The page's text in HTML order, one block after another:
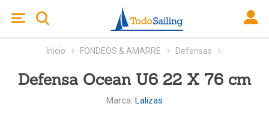
Inicio FONDEOS & AMARRE Defensas
Defensa Ocean U6 22 X 76 cm
Marca: Lalizas